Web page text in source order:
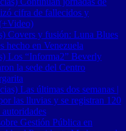
cifra de fallecidos y
Covers y fusión: Luna Blues
hecho en Venezuela
Los “Informa2” Beverly
la sede del Centro
Las últimas dos semanas |
las lluvias y se registran 120
Gestión Pública en